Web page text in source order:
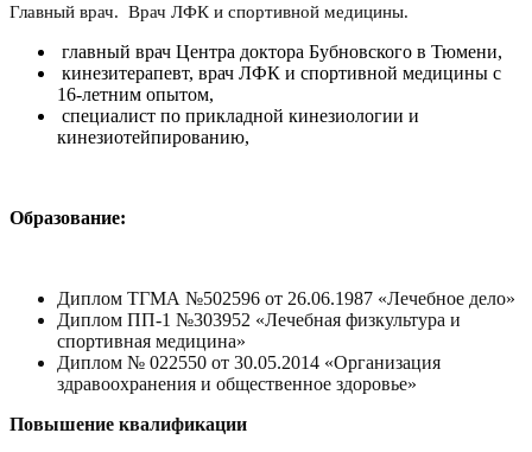
Главный врач. Врач ЛФК и спортивной медицины.
главный врач Центра доктора Бубновского в Тюмени,
кинезитерапевт, врач ЛФК и спортивной медицины с
16-летним опытом,
специалист по прикладной кинезиологии и
кинезиотейпированию,
Образование:
Диплом ТГМА №502596 от 26.06.1987 «Лечебное дело»
Диплом ПП-1 №303952 «Лечебная физкультура и
спортивная медицина»
Диплом № 022550 от 30.05.2014 «Организация
здравоохранения и общественное здоровье»
Повышение квалификации